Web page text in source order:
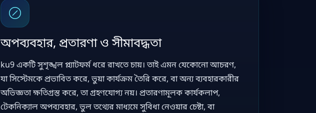
অপব্যবহার, প্রতারণা ও সীমাবদ্ধতা
ku9 একটি সুশৃঙ্খল প্ল্যাটফর্ম ধরে রাখতে চায়। তাই এমন যেকোনো আচরণ,
যা সিস্টেমকে প্রভাবিত করে, ভুয়া কার্যক্রম তৈরি করে, বা অন্য ব্যবহারকারীর
অভিজ্ঞতা ক্ষতিগ্রস্ত করে, তা গ্রহণযোগ্য নয়। প্রতারণামূলক কার্যকলাপ,
টেকনিক্যাল অপব্যবহার, ভুল তথ্যের মাধ্যমে সুবিধা নেওয়ার চেষ্টা, বা